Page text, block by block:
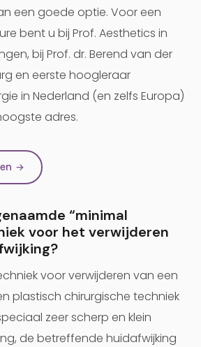
een goede optie. Voor een
bent u bij Prof. Aesthetics in
bij Prof. dr. Berend van der
en eerste hoogleraar
in Nederland (en zelfs Europa)
adres.
→
“minimal
voor het verwijderen
voor verwijderen van een
plastisch chirurgische techniek
zeer scherp en klein
de betreffende huidafwijking